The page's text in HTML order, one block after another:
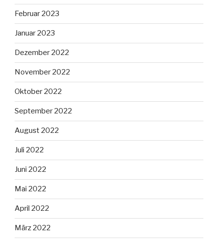
Februar 2023
Januar 2023
Dezember 2022
November 2022
Oktober 2022
September 2022
August 2022
Juli 2022
Juni 2022
Mai 2022
April 2022
März 2022